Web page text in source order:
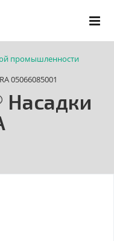
промышленности
05066085001
Насадки